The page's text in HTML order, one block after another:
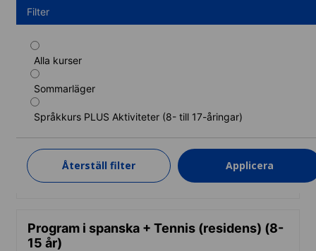
Filter
Alla kurser
Sommarläger
Språkkurs PLUS Aktiviteter (8- till 17-åringar)
Återställ filter Applicera
Standardprogram i spanska (residens) (8-
15 år)
Kurslängd: 1 - 6 veckor
Nivåer: Nybörjare till Närra modersmålet (C2)
15 700 SEK
TA REDA PÅ MER
Program i spanska + Tennis (residens) (8-
15 år)